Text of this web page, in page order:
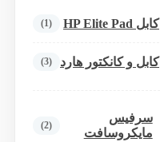
کابل HP Elite Pad (1)
کابل و کانکتور هارد (3)
سرفیس
مایکروسافت
(2)